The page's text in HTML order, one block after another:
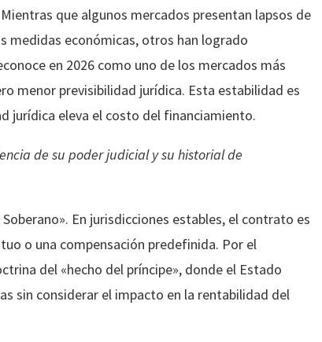
que algunos mercados presentan lapsos de
medidas económicas, otros han logrado
en 2026 como uno de los mercados más
menor previsibilidad jurídica. Esta estabilidad es
jurídica eleva el costo del financiamiento.
de su poder judicial y su historial de
En jurisdicciones estables, el contrato es
o una compensación predefinida. Por el
del «hecho del príncipe», donde el Estado
sin considerar el impacto en la rentabilidad del